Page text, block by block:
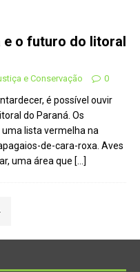
o futuro do litoral
e Conservação 0
é possível ouvir
do Paraná. Os
lista vermelha na
de-cara-roxa. Aves
uma área que […]